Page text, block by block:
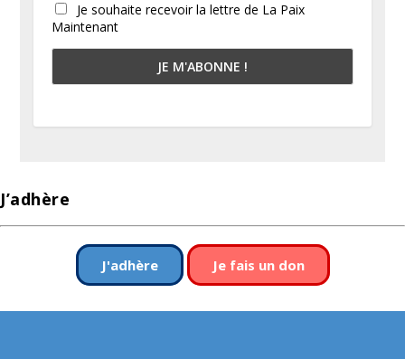
Je souhaite recevoir la lettre de La Paix
Maintenant
J’adhère
J'adhère Je fais un don